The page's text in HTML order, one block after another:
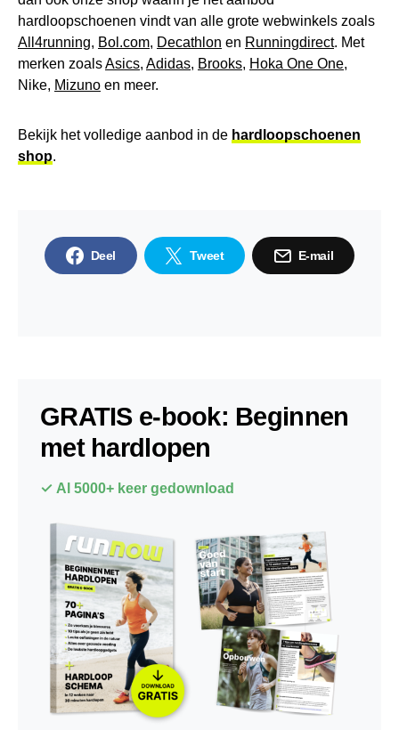
hardloopschoenen vindt van alle grote webwinkels zoals
All4running, Bol.com, Decathlon en Runningdirect. Met
merken zoalsAsics, Adidas, Brooks, Hoka One One,
Nike, Mizuno en meer.
Bekijk het volledige aanbod in de hardloopschoenen
shop.
Deel Tweet E-mail
GRATIS e-book: Beginnen
met hardlopen
✓ Al 5000+ keer gedownload